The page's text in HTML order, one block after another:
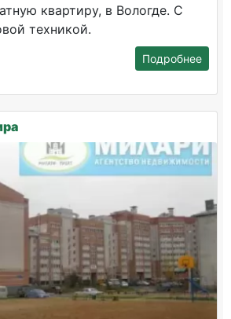
квартиру, в Вологде. С
техникой.
Подробнее